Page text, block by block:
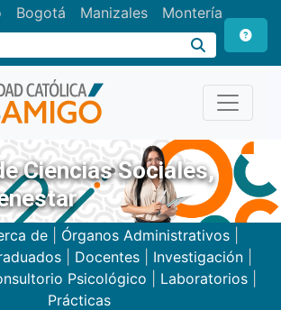
Bogotá Manizales Montería
Ciencias Sociales,
de Órganos Administrativos
Docentes Investigación
Psicológico Laboratorios
Prácticas